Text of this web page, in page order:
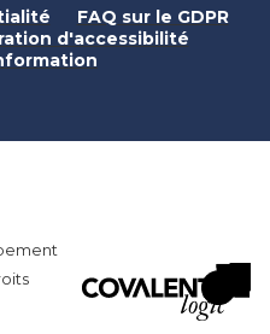
FAQ sur le GDPR
d'accessibilité